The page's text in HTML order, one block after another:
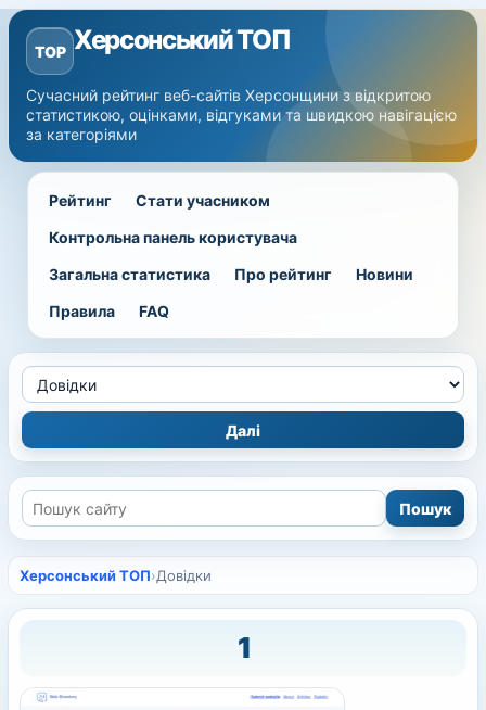
TOP Херсонський ТОП
Сучасний рейтинг веб-сайтів Херсонщини з відкритою
статистикою, оцінками, відгуками та швидкою навігацією
за категоріями
Рейтинг
Стати учасником
Контрольна панель користувача
Загальна статистика
Про рейтинг
Новини
Правила
FAQ
Херсонський ТОП›Довідки
1